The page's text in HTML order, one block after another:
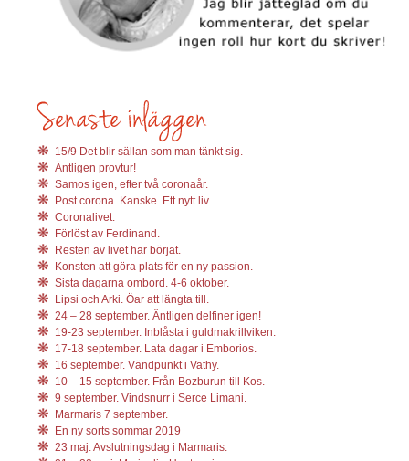
15/9 Det blir sällan som man tänkt sig.
Äntligen provtur!
Samos igen, efter två coronaår.
Post corona. Kanske. Ett nytt liv.
Coronalivet.
Förlöst av Ferdinand.
Resten av livet har börjat.
Konsten att göra plats för en ny passion.
Sista dagarna ombord. 4-6 oktober.
Lipsi och Arki. Öar att längta till.
24 – 28 september. Äntligen delfiner igen!
19-23 september. Inblåsta i guldmakrillviken.
17-18 september. Lata dagar i Emborios.
16 september. Vändpunkt i Vathy.
10 – 15 september. Från Bozburun till Kos.
9 september. Vindsnurr i Serce Limani.
Marmaris 7 september.
En ny sorts sommar 2019
23 maj. Avslutningsdag i Marmaris.